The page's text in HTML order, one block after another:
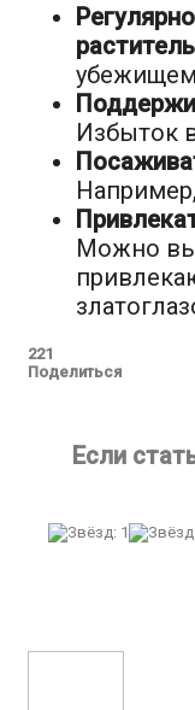
Избыток
Можно
221
Поделиться
Если